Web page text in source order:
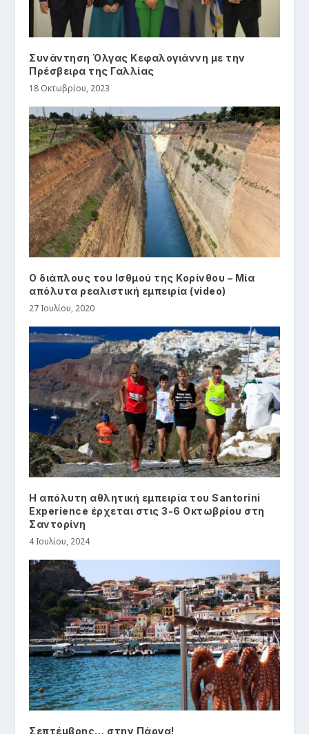
Συνάντηση Όλγας Κεφαλογιάννη με την
Πρέσβειρα της Γαλλίας
18 Οκτωβρίου, 2023
Ο διάπλους του Ισθμού της Κορίνθου – Μία
απόλυτα ρεαλιστική εμπειρία (video)
27 Ιουλίου, 2020
Η απόλυτη αθλητική εμπειρία του Santorini
Experience έρχεται στις 3-6 Οκτωβρίου στη
Σαντορίνη
4 Ιουλίου, 2024
Σεπτέμβρης… στην Πάργα!